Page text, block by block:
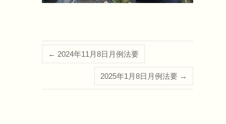
← 2024年11月8日月例法要
2025年1月8日月例法要 →